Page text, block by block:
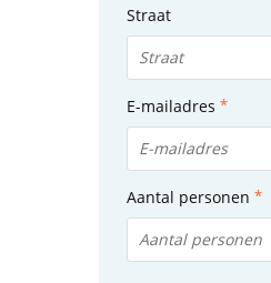
Straat
E-mailadres
Aantal personen